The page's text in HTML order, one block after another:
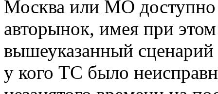
Москва или МО доступно
авторынок, имея при
вышеуказанный
у кого ТС было